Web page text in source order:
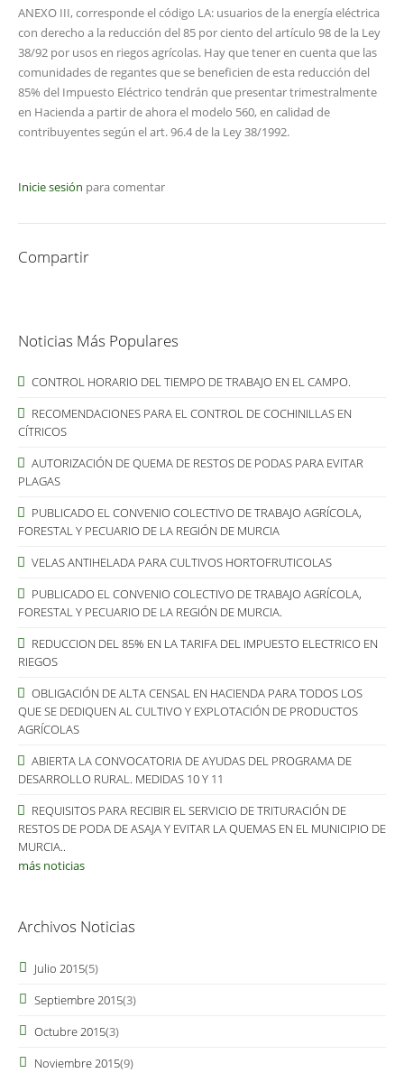
ANEXO III, corresponde el código LA: usuarios de la energía eléctrica
con derecho a la reducción del 85 por ciento del artículo 98 de la Ley
38/92 por usos en riegos agrícolas. Hay que tener en cuenta que las
comunidades de regantes que se beneficien de esta reducción del
85% del Impuesto Eléctrico tendrán que presentar trimestralmente
en Hacienda a partir de ahora el modelo 560, en calidad de
contribuyentes según el art. 96.4 de la Ley 38/1992.
Inicie sesión para comentar
Compartir
Noticias Más Populares
CONTROL HORARIO DEL TIEMPO DE TRABAJO EN EL CAMPO.
RECOMENDACIONES PARA EL CONTROL DE COCHINILLAS EN
CÍTRICOS
AUTORIZACIÓN DE QUEMA DE RESTOS DE PODAS PARA EVITAR
PLAGAS
PUBLICADO EL CONVENIO COLECTIVO DE TRABAJO AGRÍCOLA,
FORESTAL Y PECUARIO DE LA REGIÓN DE MURCIA
VELAS ANTIHELADA PARA CULTIVOS HORTOFRUTICOLAS
PUBLICADO EL CONVENIO COLECTIVO DE TRABAJO AGRÍCOLA,
FORESTAL Y PECUARIO DE LA REGIÓN DE MURCIA.
REDUCCION DEL 85% EN LA TARIFA DEL IMPUESTO ELECTRICO EN
RIEGOS
OBLIGACIÓN DE ALTA CENSAL EN HACIENDA PARA TODOS LOS
QUE SE DEDIQUEN AL CULTIVO Y EXPLOTACIÓN DE PRODUCTOS
AGRÍCOLAS
ABIERTA LA CONVOCATORIA DE AYUDAS DEL PROGRAMA DE
DESARROLLO RURAL. MEDIDAS 10 Y 11
REQUISITOS PARA RECIBIR EL SERVICIO DE TRITURACIÓN DE
RESTOS DE PODA DE ASAJA Y EVITAR LA QUEMAS EN EL MUNICIPIO DE
MURCIA..
más noticias
Archivos Noticias
Julio 2015(5)
Septiembre 2015(3)
Octubre 2015(3)
Noviembre 2015(9)